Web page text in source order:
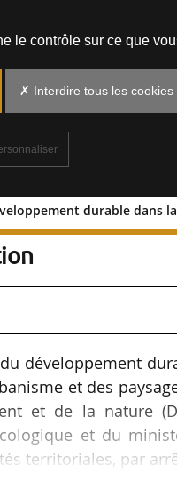
durable dans
qualité et du
développement
et des
et de la nature
et du
territoriales, par
le contrôle sur ce que
✗ Interdire tous les cookies